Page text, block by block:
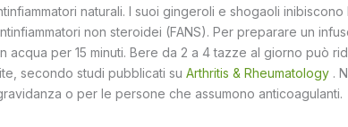
naturali. I suoi gingeroli e shogaoli inibiscono
non steroidei (FANS). Per preparare un
per 15 minuti. Bere da 2 a 4 tazze al giorno può
secondo studi pubblicati su Arthritis & Rheumatology .
o per le persone che assumono anticoagulanti.